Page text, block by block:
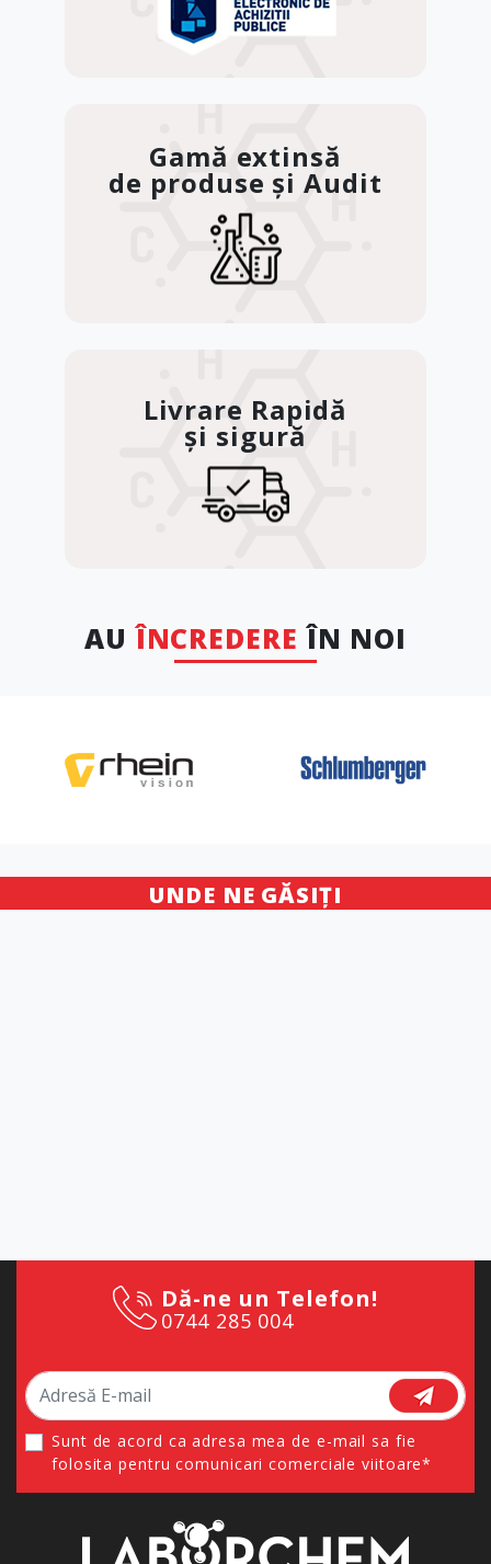
Gamă extinsă
de produse și Audit
Livrare Rapidă
și sigură
AUÎNCREDERE ÎN NOI
UNDE NE GĂSIȚI
Dă-ne un Telefon!
0744 285 004
Sunt de acord ca adresa mea de e-mail sa fie
folosita pentru comunicari comerciale viitoare*